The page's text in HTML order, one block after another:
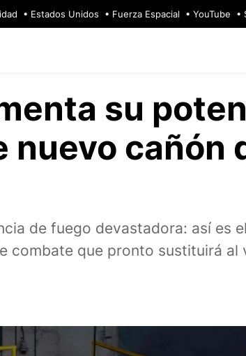
Estados Unidos Fuerza Espacial YouTube
su
cañón
de fuego devastadora: así es
combate que pronto sustituirá al